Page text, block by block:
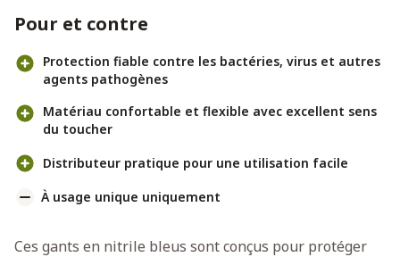
Pour et contre
Protection fiable contre les bactéries, virus et autres
agents pathogènes
Matériau confortable et flexible avec excellent sens
du toucher
Distributeur pratique pour une utilisation facile
À usage unique uniquement
Ces gants en nitrile bleus sont conçus pour protéger